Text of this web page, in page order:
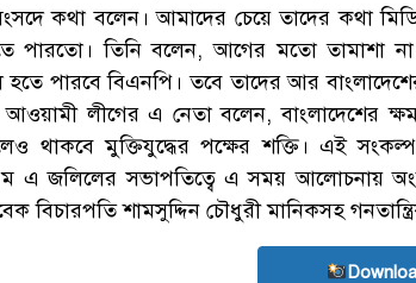
কথা বলেন। আমাদের চেয়ে তাদের কথা
পারতো। তিনি বলেন, আগের মতো তামাশা না
হতে পারবে বিএনপি। তবে তাদের আর
আওয়ামী লীগের এ নেতা বলেন, বাংলাদেশের
থাকবে মুক্তিযুদ্ধের পক্ষের শক্তি। এই
এ জলিলের সভাপতিত্বে এ সময় আলোচনায়
বিচারপতি শামসুদ্দিন চৌধুরী মানিকসহ